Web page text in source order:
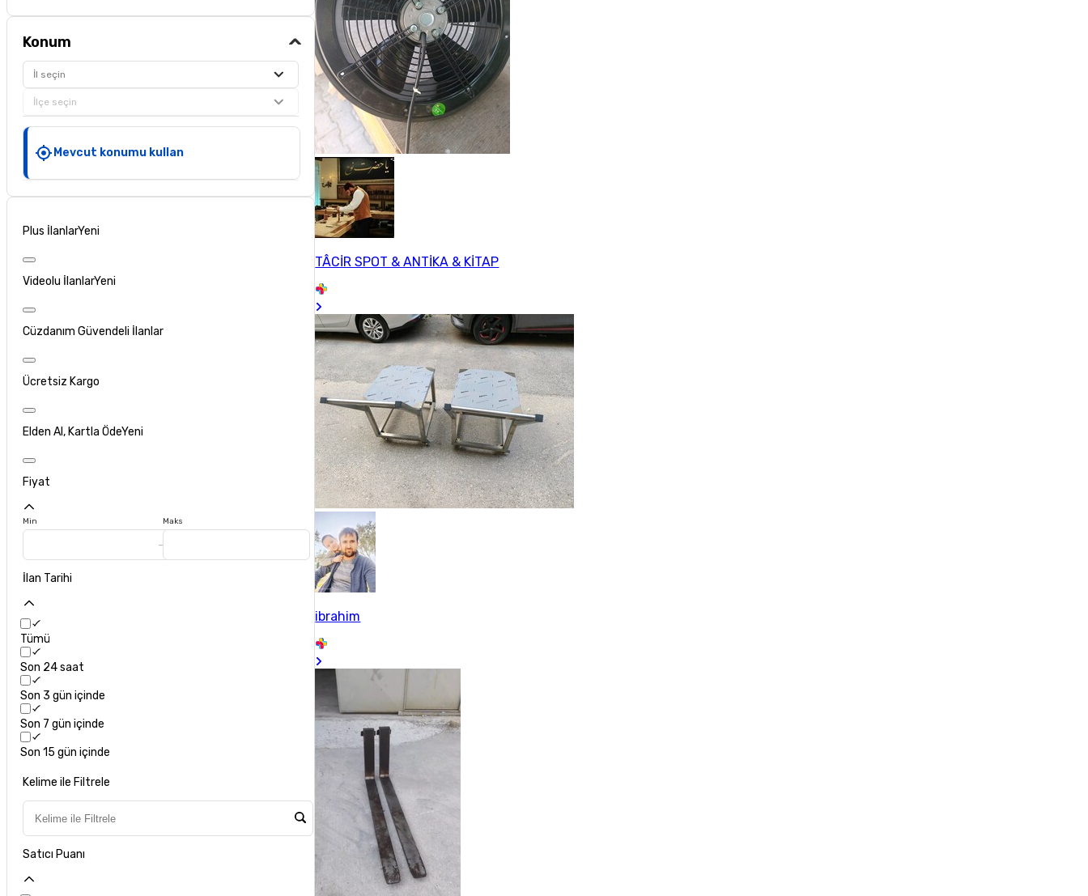
Konum
İl seçin
İlçe seçin
Mevcut konumu kullan
Plus İlanlarYeni
Videolu İlanlarYeni
Cüzdanım Güvendeli İlanlar
Ücretsiz Kargo
Elden Al, Kartla ÖdeYeni
Fiyat
Min Maks
İlan Tarihi
Tümü
Son 24 saat
Son 3 gün içinde
Son 7 gün içinde
Son 15 gün içinde
Kelime ile Filtrele
Satıcı Puanı
TÂCİR SPOT & ANTİKA & KİTAP
ibrahim